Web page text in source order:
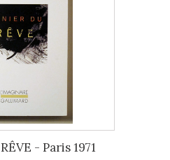
- Paris 1971